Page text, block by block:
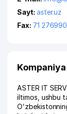
Sayt: aster.uz
Fax: 71
ASTER IT
iltimos, ushbu